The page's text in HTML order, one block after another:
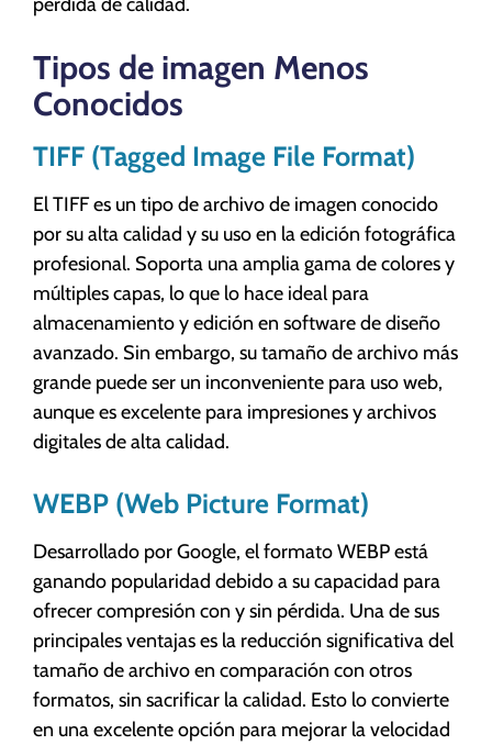
Tipos de imagen Menos
Conocidos
TIFF (Tagged Image File Format)
El TIFF es un tipo de archivo de imagen conocido
por su alta calidad y su uso en la edición fotográfica
profesional. Soporta una amplia gama de colores y
múltiples capas, lo que lo hace ideal para
almacenamiento y edición en software de diseño
avanzado. Sin embargo, su tamaño de archivo más
grande puede ser un inconveniente para uso web,
aunque es excelente para impresiones y archivos
digitales de alta calidad.
WEBP (Web Picture Format)
Desarrollado por Google, el formato WEBP está
ganando popularidad debido a su capacidad para
ofrecer compresión con y sin pérdida. Una de sus
principales ventajas es la reducción significativa del
tamaño de archivo en comparación con otros
formatos, sin sacrificar la calidad. Esto lo convierte
en una excelente opción para mejorar la velocidad